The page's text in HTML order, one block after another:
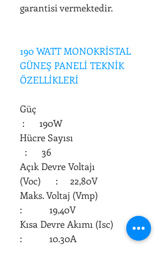
garantisi vermektedir.
190 WATT MONOKRİSTAL
GÜNEŞ PANELİ TEKNİK
ÖZELLİKLERİ
Güç
: 190W
Hücre Sayısı
: 36
Açık Devre Voltajı
(Voc) : 22,80V
Maks. Voltaj (Vmp)
: 19,40V
Kısa Devre Akımı (Isc)
: 10.30A